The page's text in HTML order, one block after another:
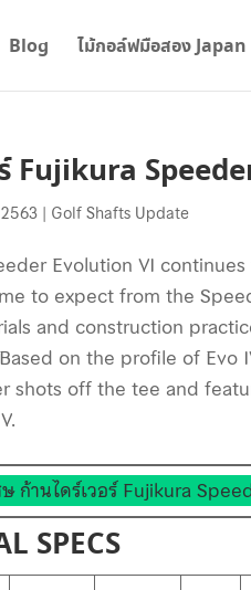
Blog ไม้กอล์ฟมือสอง Japan
ร์ Fujikura
| Golf Shafts Update
Evolution VI
to expect from the
and construction
on the profile of Evo
shots off the tee and
ก้านไดร์เวอร์ Fujikura
SPECS